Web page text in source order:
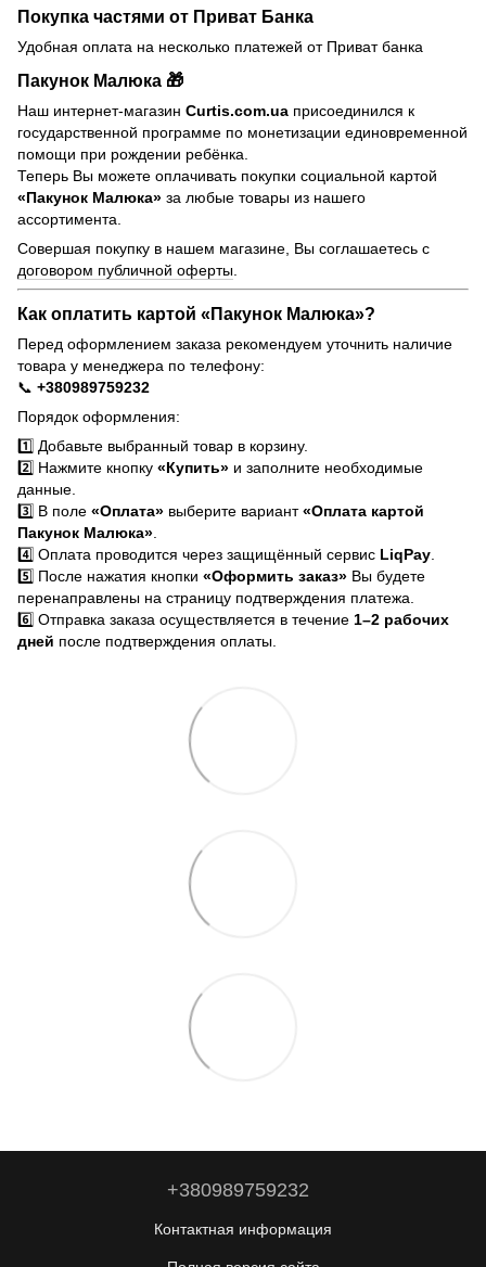
Покупка частями от Приват Банка
Удобная оплата на несколько платежей от Приват банка
Пакунок Малюка 🎁
Наш интернет-магазин Curtis.com.ua присоединился к
государственной программе по монетизации единовременной
помощи при рождении ребёнка.
Теперь Вы можете оплачивать покупки социальной картой
«Пакунок Малюка» за любые товары из нашего
ассортимента.
Совершая покупку в нашем магазине, Вы соглашаетесь с
договором публичной оферты
Как оплатить картой «Пакунок Малюка»?
Перед оформлением заказа рекомендуем уточнить наличие
товара у менеджера по телефону:
📞 +380989759232
Порядок оформления:
1️⃣ Добавьте выбранный товар в корзину.
2️⃣ Нажмите кнопку «Купить» и заполните необходимые
данные.
3️⃣ В поле «Оплата» выберите вариант«Оплата картой
Пакунок Малюка»
4️⃣ Оплата проводится через защищённый сервис LiqPay
5️⃣ После нажатия кнопки «Оформить заказ» Вы будете
перенаправлены на страницу подтверждения платежа.
6️⃣ Отправка заказа осуществляется в течение 1–2 рабочих
дней после подтверждения оплаты.
+380989759232
Контактная информация